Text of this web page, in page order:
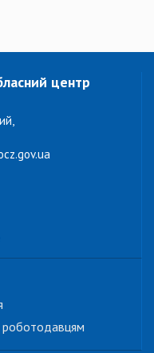
центр
роботодавцям